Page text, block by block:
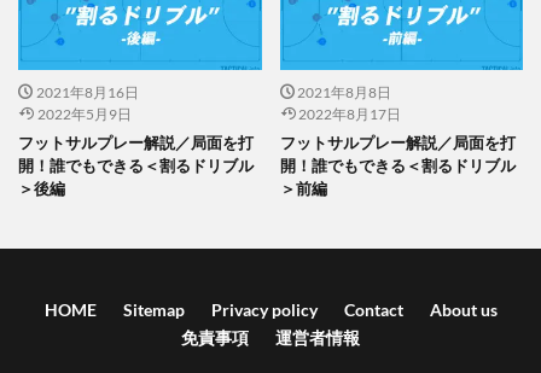
2021年8月16日
2022年5月9日
フットサルプレー解説／局面を打
開！誰でもできる＜割るドリブル
＞後編
2021年8月8日
2022年8月17日
フットサルプレー解説／局面を打
開！誰でもできる＜割るドリブル
＞前編
HOME Sitemap Privacy policy Contact
About us
免責事項
運営者情報